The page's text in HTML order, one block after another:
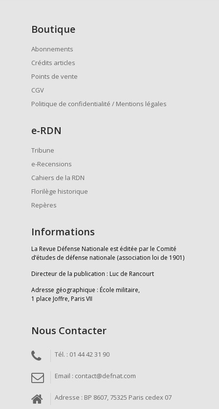
Boutique
Abonnements
Crédits articles
Points de vente
CGV
Politique de confidentialité / Mentions légales
e-RDN
Tribune
e-Recensions
Cahiers de la RDN
Florilège historique
Repères
Informations
La Revue Défense Nationale est éditée par le Comité
d’études de défense nationale (association loi de 1901)
Directeur de la publication : Luc de Rancourt
Adresse géographique : École militaire,
1 place Joffre, Paris VII
Nous Contacter
Tél. : 01 44 42 31 90
Email : contact@defnat.com
Adresse : BP 8607, 75325 Paris cedex 07